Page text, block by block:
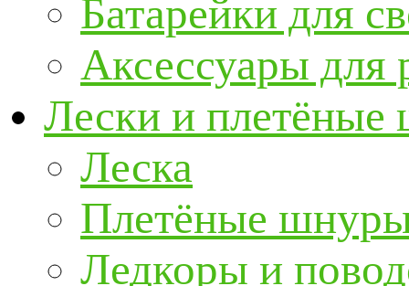
Батарейки для
Аксессуары для
Лески и
Леска
Плетёные
Ледкоры и